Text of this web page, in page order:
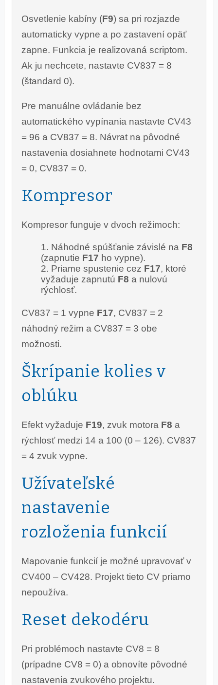
Osvetlenie kabíny (F9) sa pri rozjazde
automaticky vypne a po zastavení opäť
zapne. Funkcia je realizovaná scriptom.
Ak ju nechcete, nastavte CV837 = 8
(štandard 0).
Pre manuálne ovládanie bez
automatického vypínania nastavte CV43
= 96 a CV837 = 8. Návrat na pôvodné
nastavenia dosiahnete hodnotami CV43
= 0, CV837 = 0.
Kompresor
Kompresor funguje v dvoch režimoch:
Náhodné spúšťanie závislé na F8
(zapnutie F17 ho vypne).
Priame spustenie cez F17, ktoré
vyžaduje zapnutú F8 a nulovú
rýchlosť.
CV837 = 1 vypne F17, CV837 = 2
náhodný režim a CV837 = 3 obe
možnosti.
Škrípanie kolies v
oblúku
Efekt vyžaduje F19, zvuk motora F8 a
rýchlosť medzi 14 a 100 (0 – 126). CV837
= 4 zvuk vypne.
Užívateľské
nastavenie
rozloženia funkcií
Mapovanie funkcií je možné upravovať v
CV400 – CV428. Projekt tieto CV priamo
nepoužíva.
Reset dekodéru
Pri problémoch nastavte CV8 = 8
(prípadne CV8 = 0) a obnovíte pôvodné
nastavenia zvukového projektu.